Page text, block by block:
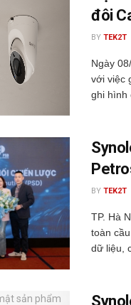
đôi
BY TEK2T
Ngày
với việc
ghi hình
BY TEK2T
TP. Hà
toàn
dữ liệu,